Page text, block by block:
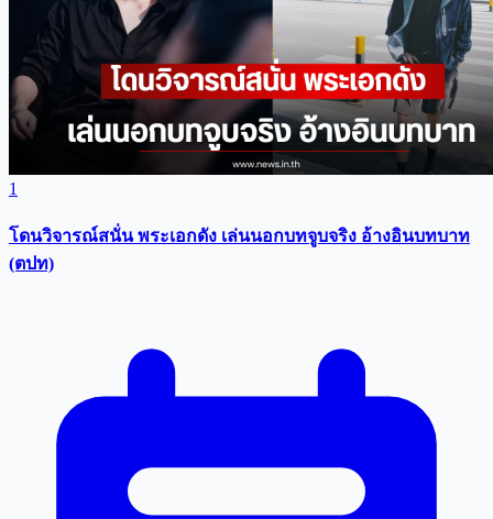
1
โดนวิจารณ์สนั่น พระเอกดัง เล่นนอกบทจูบจริง อ้างอินบทบาท
(ตปท)